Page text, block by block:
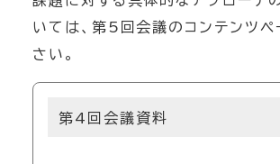
いては、第5回会議のコンテンツペ
さい。
第4回会議資料